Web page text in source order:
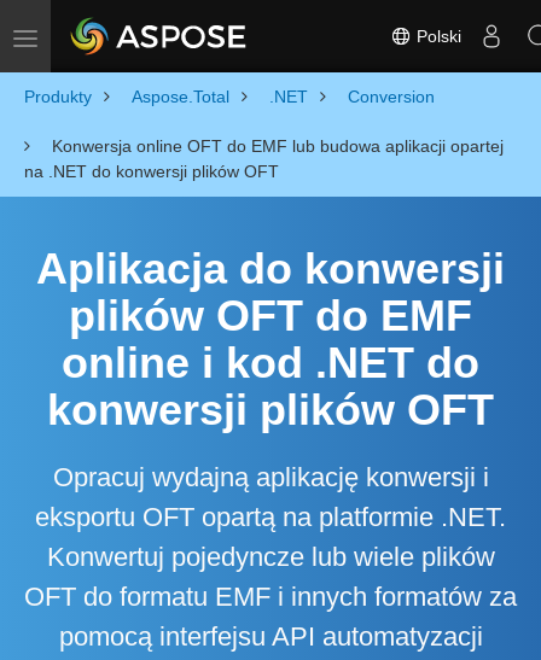
Toggle navigation Polski
Produkty Aspose.Total .NET Conversion
Konwersja online OFT do EMF lub budowa aplikacji opartej
na .NET do konwersji plików OFT
Aplikacja do konwersji
plików OFT do EMF
online i kod .NET do
konwersji plików OFT
Opracuj wydajną aplikację konwersji i
eksportu OFT opartą na platformie .NET.
Konwertuj pojedyncze lub wiele plików
OFT do formatu EMF i innych formatów za
pomocą interfejsu API automatyzacji